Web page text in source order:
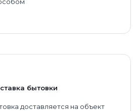
бытовки
доставляется на объект